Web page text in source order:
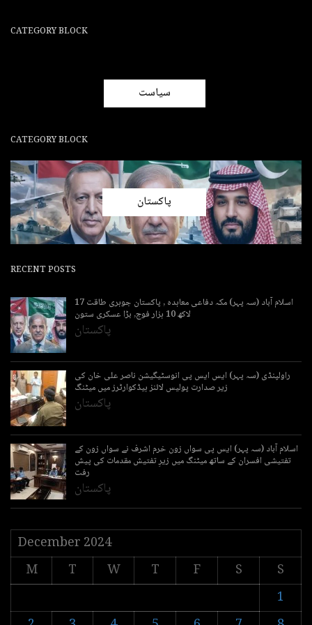
CATEGORY BLOCK
سیاست
CATEGORY BLOCK
پاکستان
RECENT POSTS
اسلام آباد (سہ پہر) مکہ دفاعی معاہدہ , پاکستان جوہری طاقت 17
لاکھ 10 ہزار فوج, بڑا عسکری ستون
پاکستان
راولپنڈی (سہ پہر) ایس ایس پی انوسٹیگیشن ناصر علی خان کی
زیر صدارت پولیس لائنز ہیڈکوارٹرز میں میٹنگ
پاکستان
اسلام آباد (سہ پہر) ایس پی سواں زون خرم اشرف نے سواں زون کے
تفتیشی افسران کے ساتھ میٹنگ میں زیرِ تفتیش مقدمات کی پیش
رفت
پاکستان
December 2024
M
T W T F S
S
1